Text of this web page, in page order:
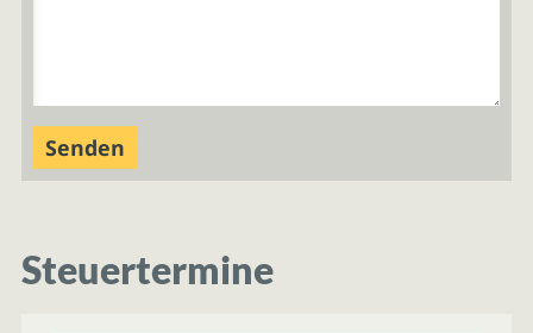
Steuertermine